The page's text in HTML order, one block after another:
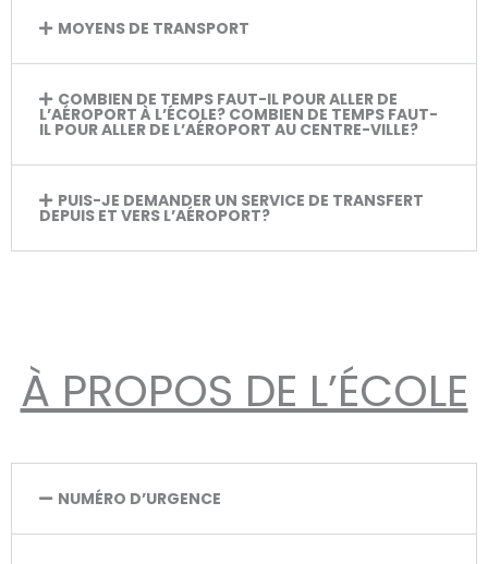
MOYENS DE TRANSPORT
COMBIEN DE TEMPS FAUT-IL POUR ALLER DE
L’AÉROPORT À L’ÉCOLE? COMBIEN DE TEMPS FAUT-
IL POUR ALLER DE L’AÉROPORT AU CENTRE-VILLE?
PUIS-JE DEMANDER UN SERVICE DE TRANSFERT
DEPUIS ET VERS L’AÉROPORT?
À PROPOS DE L’ÉCOLE
NUMÉRO D’URGENCE